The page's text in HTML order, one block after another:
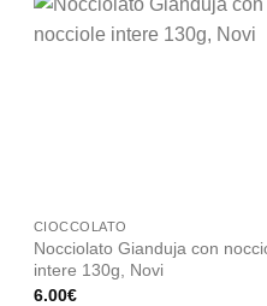
CIOCCOLATO
Nocciolato Gianduja con
intere 130g, Novi
6.00€